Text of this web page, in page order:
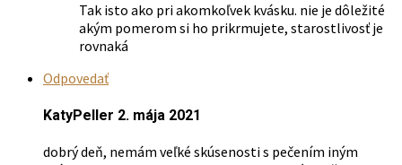
Tak isto ako pri akomkoľvek kvásku. nie je dôležité
akým pomerom si ho prikrmujete, starostlivosť je
rovnaká
Odpovedať
KatyPeller 2. mája 2021
dobrý deň, nemám veľké skúsenosti s pečením iným